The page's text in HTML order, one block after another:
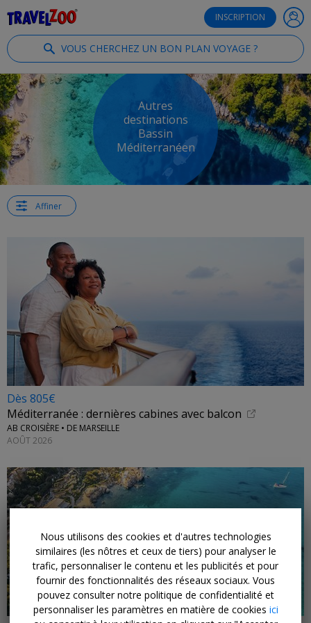
INSCRIPTION
VOUS CHERCHEZ UN BON PLAN VOYAGE ?
Autres
destinations
Bassin
Méditerranéen
Affiner
Dès 805€
Méditerranée : dernières cabines avec balcon
AB CROISIÈRE • DE MARSEILLE
AOÛT 2026
Nous utilisons des cookies et d'autres technologies
similaires (les nôtres et ceux de tiers) pour analyser le
trafic, personnaliser le contenu et les publicités et pour
fournir des fonctionnalités des réseaux sociaux. Vous
pouvez consulter notre politique de confidentialité et
personnaliser les paramètres en matière de cookies ici